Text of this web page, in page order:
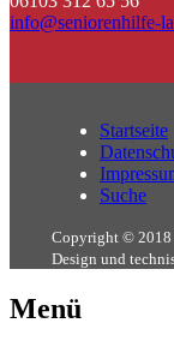
info@seniorenhilfe-
Startseite
Suche
Copyright © 2018
Design und
Menü